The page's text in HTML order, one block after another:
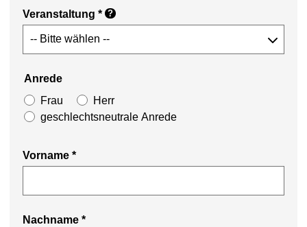
Veranstaltung * ?
Anrede
Frau
Herr
geschlechtsneutrale Anrede
Vorname *
Nachname *